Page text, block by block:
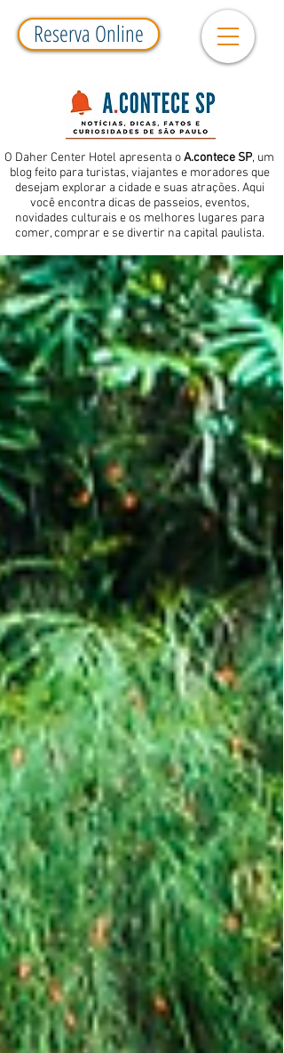
Reserva Online
O Daher Center Hotel apresenta oA.contece SP, um
blog feito para turistas, viajantes e moradores que
desejam explorar a cidade e suas atrações. Aqui
você encontra dicas de passeios, eventos,
novidades culturais e os melhores lugares para
comer, comprar e se divertir na capital paulista.